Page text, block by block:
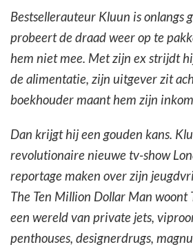
Bestsellerauteur Kluun is onlangs
probeert de draad weer op te
hem niet mee. Met zijn ex strijdt
de alimentatie, zijn uitgever zit
boekhouder maant hem zijn
Dan krijgt hij een gouden kans.
revolutionaire nieuwe tv-show
reportage maken over zijn
The Ten Million Dollar Man woont
een wereld van private jets,
penthouses, designerdrugs,